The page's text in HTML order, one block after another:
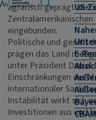
US-
E-
CBAM
agrarisch geprägt und
eingebunden.
Politische und
prägen das Land
unter Präsident
Einschränkungen der
internationaler
Instabilität wirkt sich
Investitionen aus und